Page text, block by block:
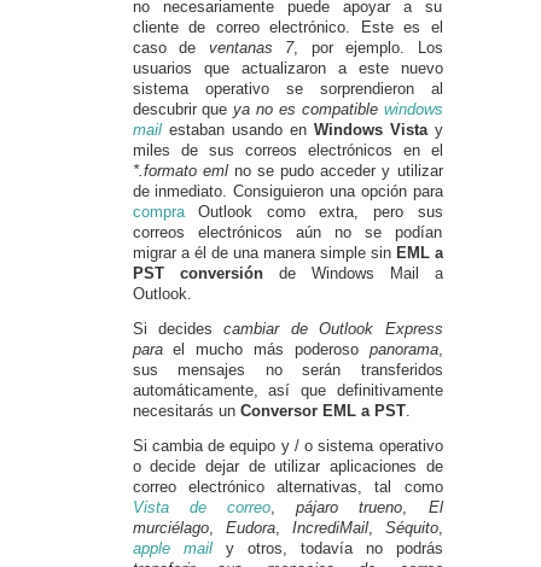
no necesariamente puede apoyar a su
cliente de correo electrónico. Este es el
caso de ventanas 7, por ejemplo. Los
usuarios que actualizaron a este nuevo
sistema operativo se sorprendieron al
descubrir queya no es compatible windows
mailestaban usando en Windows Vista y
miles de sus correos electrónicos en el
*.formato emlno se pudo acceder y utilizar
de inmediato. Consiguieron una opción para
compraOutlook como extra, pero sus
correos electrónicos aún no se podían
migrar a él de una manera simple sin EML a
PST
conversiónde Windows Mail a
Outlook.
Si decidescambiar de Outlook Express
parael mucho más poderoso panorama,
sus mensajes no serán transferidos
automáticamente, así que definitivamente
necesitarás un Conversor EML a PST.
Si cambia de equipo y / o sistema operativo
o decide dejar de utilizar aplicaciones de
correo electrónico alternativas, tal como
Vista de correo,pájaro trueno, El
murciélago, Eudora, IncrediMail, Séquito,
apple maily otros, todavía no podrás